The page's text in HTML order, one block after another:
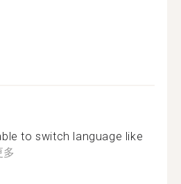
to switch language like
多